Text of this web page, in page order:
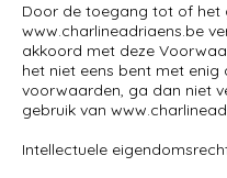
Door de toegang tot of het
www.charlineadriaens.be
akkoord met deze
het niet eens bent met enig
voorwaarden, ga dan niet
gebruik van
Intellectuele